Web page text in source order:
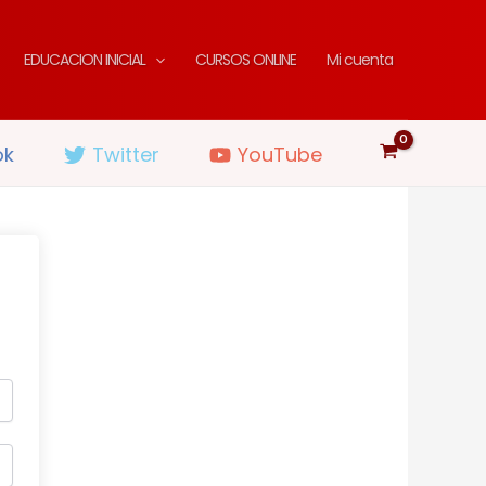
EDUCACION INICIAL CURSOS ONLINE Mi cuenta
Twitter YouTube